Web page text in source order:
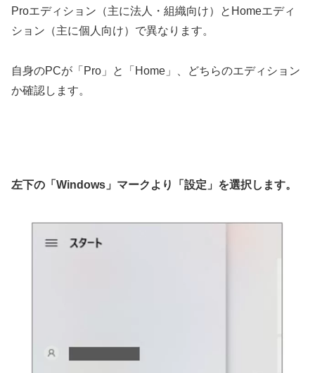
Proエディション（主に法人・組織向け）とHomeエディ
ション（主に個人向け）で異なります。
自身のPCが「Pro」と「Home」、どちらのエディション
か確認します。
左下の「Windows」マークより「設定」を選択します。